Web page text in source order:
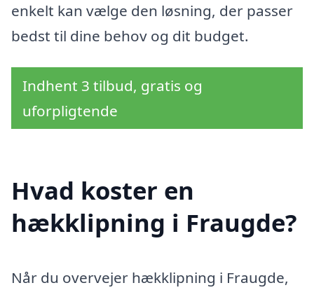
enkelt kan vælge den løsning, der passer
bedst til dine behov og dit budget.
Indhent 3 tilbud, gratis og
uforpligtende
Hvad koster en
hækklipning i Fraugde?
Når du overvejer hækklipning i Fraugde,